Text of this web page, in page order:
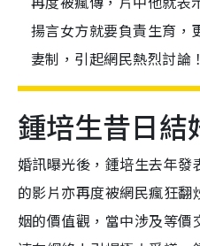
揚言女方就要負責生育，
妻制，引起網民熱烈討論！
鍾培生昔日結
婚訊曝光後，鍾培生去年
的影片亦再度被網民瘋狂
姻的價值觀，當中涉及等